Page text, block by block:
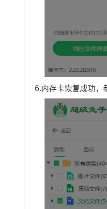
6.内存卡恢复成功，